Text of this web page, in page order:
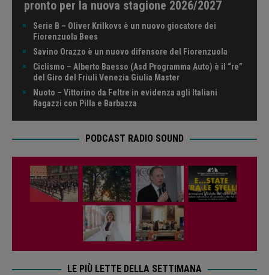
pronto per la nuova stagione 2026/2027
Serie B – Oliver Krilkovs è un nuovo giocatore dei
Fiorenzuola Bees
Savino Orazzo è un nuovo difensore del Fiorenzuola
Ciclismo – Alberto Baesso (Asd Programma Auto) è il “re”
del Giro del Friuli Venezia Giulia Master
Nuoto – Vittorino da Feltre in evidenza agli Italiani
Ragazzi con Pilla e Barbazza
PODCAST RADIO SOUND
LE PIÙ LETTE DELLA SETTIMANA